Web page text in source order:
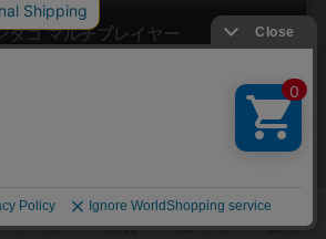
タゴ マルチプレイヤー
、「ダイナミック」な五目並べです。
Mindtwister社が発売した2人用アブストラクト